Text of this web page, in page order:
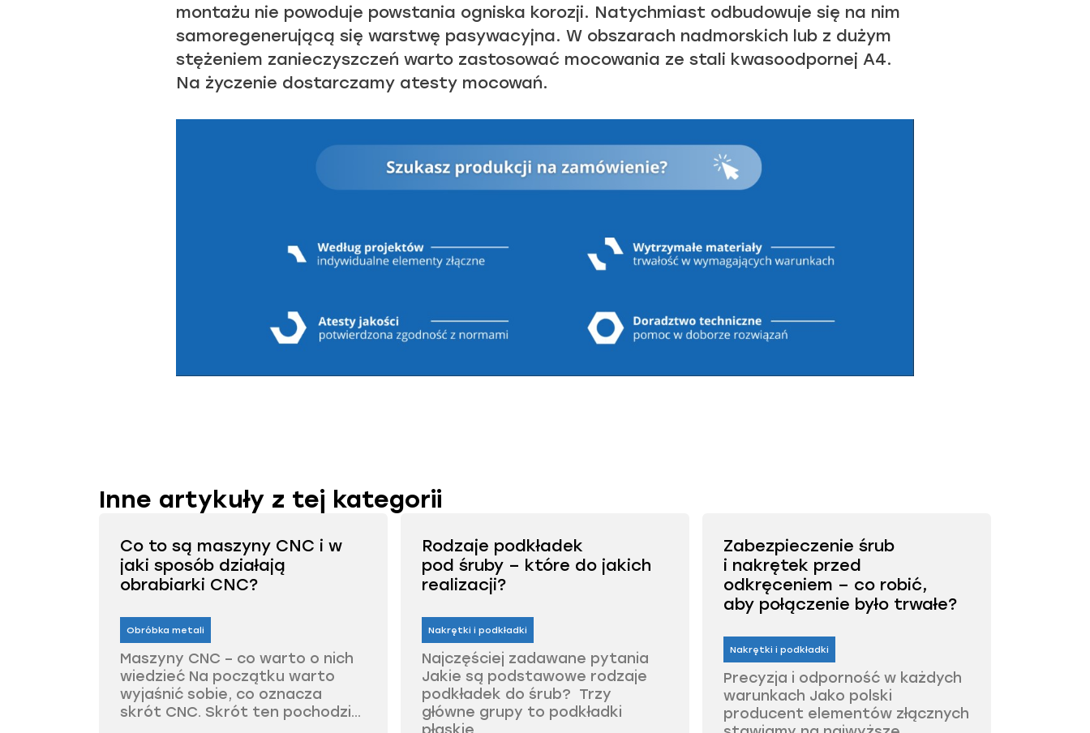
montażu nie powoduje powstania ogniska korozji. Natychmiast odbudowuje się na nim
samoregenerującą się warstwę pasywacyjna. W obszarach nadmorskich lub z dużym
stężeniem zanieczyszczeń warto zastosować mocowania ze stali kwasoodpornej A4.
Na życzenie dostarczamy atesty mocowań.
Inne artykuły z tej kategorii
Co to są maszyny CNC i w
jaki sposób działają
obrabiarki CNC?
Obróbka metali
Maszyny CNC – co warto o nich
wiedzieć Na początku warto
wyjaśnić sobie, co oznacza
skrót CNC. Skrót ten pochodzi...
Rodzaje podkładek
pod śruby – które do jakich
realizacji?
Nakrętki i podkładki
Najczęściej zadawane pytania
Jakie są podstawowe rodzaje
podkładek do śrub? Trzy
główne grupy to podkładki
płaskie,...
Zabezpieczenie śrub
i nakrętek przed
odkręceniem – co robić,
aby połączenie było trwałe?
Nakrętki i podkładki
Precyzja i odporność w każdych
warunkach Jako polski
producent elementów złącznych